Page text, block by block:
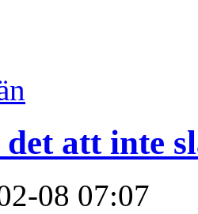
att inte
08 07:07